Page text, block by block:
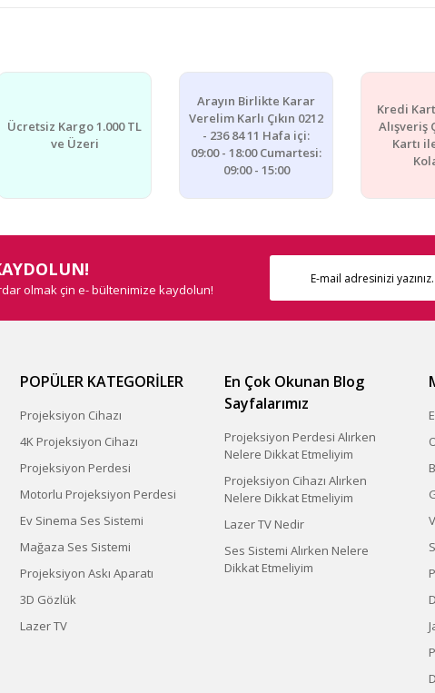
Yorum Yaz
bilgiler bulunuyor.
olmalı.
Gönder
Ücretsiz Kargo 1.000 TL
ve Üzeri
Arayın Birlikte Karar
Verelim Karlı Çıkın 0212
- 236 84 11 Hafa içi:
09:00 - 18:00 Cumartesi:
09:00 - 15:00
Kredi
Alışveriş
Kartı
olmak çin e- bültenimize kaydolun!
POPÜLER KATEGORİLER
Projeksiyon Cihazı
4K Projeksiyon Cihazı
Projeksiyon Perdesi
Motorlu Projeksiyon Perdesi
Ev Sinema Ses Sistemi
Mağaza Ses Sistemi
Projeksiyon Askı Aparatı
3D Gözlük
Lazer TV
En Çok Okunan Blog
Sayfalarımız
Projeksiyon Perdesi Alırken
Nelere Dikkat Etmeliyim
Projeksiyon Cihazı Alırken
Nelere Dikkat Etmeliyim
Lazer TV Nedir
Ses Sistemi Alırken Nelere
Dikkat Etmeliyim